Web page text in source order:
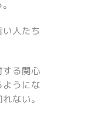
人たち
る関心
うにな
ない。